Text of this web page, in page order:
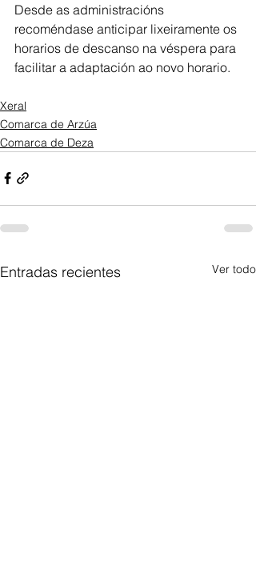
Desde as administracións
recoméndase anticipar lixeiramente os
horarios de descanso na véspera para
facilitar a adaptación ao novo horario.
Xeral
Comarca de Arzúa
Comarca de Deza
Entradas recientes Ver todo